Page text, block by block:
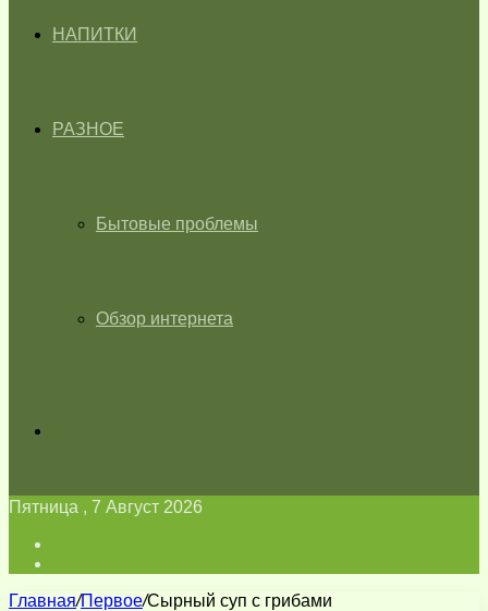
НАПИТКИ
РАЗНОЕ
Бытовые проблемы
Обзор интернета
Пятница , 7 Август 2026
Главная/Первое/Сырный суп с грибами